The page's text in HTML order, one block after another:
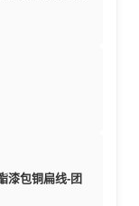
漆包铜扁线-团